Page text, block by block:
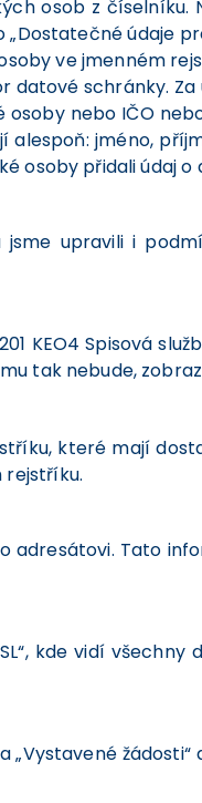
osob z
údaje
ve jmenném
schránky.
nebo IČO
jméno,
osoby přidali údaj o
upravili i
KEO4 Spisová
tak nebude,
které mají
rejstříku.
adresátovi. Tato
kde vidí